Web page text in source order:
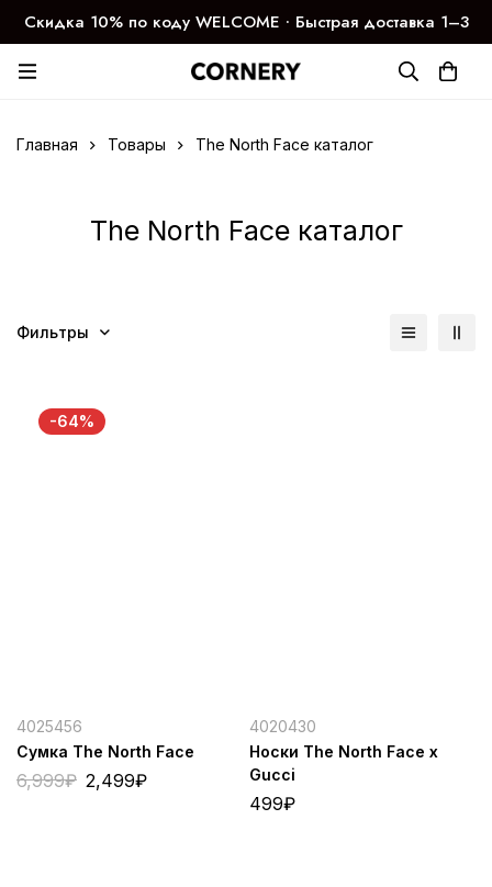
Скидка 10% по коду WELCOME ∙ Быстрая доставка 1–3
дня
Главная Товары The North Face каталог
The North Face каталог
Фильтры
-64%
4025456
Сумка The North Face
6,999₽ 2,499₽
4020430
Носки The North Face x
Gucci
499₽